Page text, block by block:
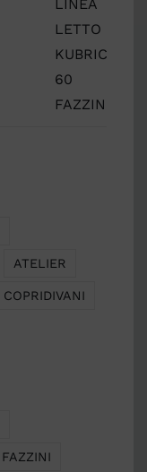
ATELIER
COPRIDIVANI
FAZZINI